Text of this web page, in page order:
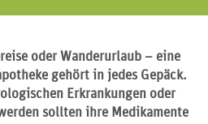
oder Wanderurlaub – eine
gehört in jedes Gepäck.
Erkrankungen oder
sollten ihre Medikamente